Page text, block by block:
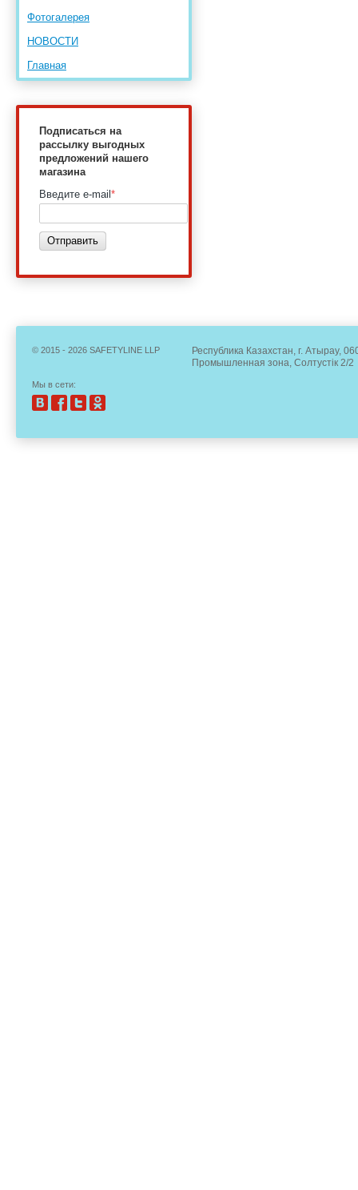
Фотогалерея
НОВОСТИ
Главная
Подписаться на
рассылку выгодных
предложений нашего
магазина
Введите e-mail *
Отправить
© 2015 - 2026 SAFETYLINE LLP
Мы в сети:
Республика Казахстан, г. Атырау,
Промышленная зона, Солтустік 2/2